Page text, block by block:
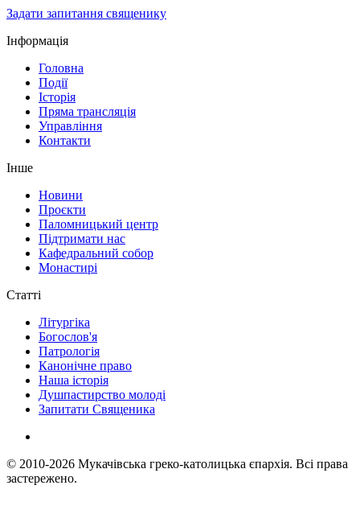
Задати запитання священику
Інформація
Головна
Події
Історія
Пряма трансляція
Управління
Контакти
Інше
Новини
Проєкти
Паломницький центр
Підтримати нас
Кафедральний собор
Монастирі
Статті
Літургіка
Богослов'я
Патрологія
Канонічне право
Наша історія
Душпастирство молоді
Запитати Священика
© 2010-2026 Мукачівська греко-католицька єпархія. Всі права
застережено.